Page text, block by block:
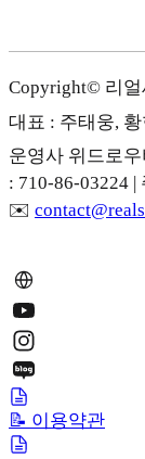
Copyright© 리얼
대표 : 주태웅,
운영사 위드로
: 710-86-03224
✉️
📝 이용약관